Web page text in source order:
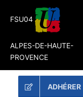
FSU04
ALPES-DE-HAUTE-
PROVENCE
ADHÉRER